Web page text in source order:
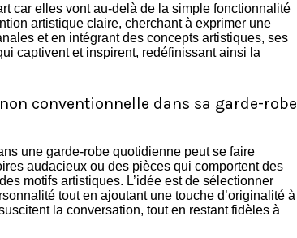
car elles vont au-delà de la simple fonctionnalité
artistique claire, cherchant à exprimer une
et en intégrant des concepts artistiques, ses
captivent et inspirent, redéfinissant ainsi la
conventionnelle dans sa garde-robe
une garde-robe quotidienne peut se faire
audacieux ou des pièces qui comportent des
motifs artistiques. L’idée est de sélectionner
tout en ajoutant une touche d’originalité à
la conversation, tout en restant fidèles à